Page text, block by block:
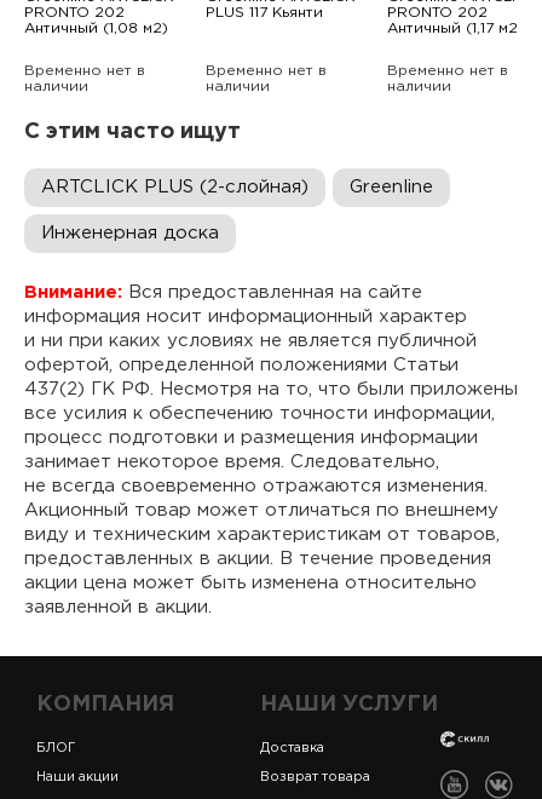
PRONTO 202
Античный (1,08 м2)
Временно нет в
наличии
PLUS 117 Кьянти
Временно нет в
наличии
PRONTO 202
Античный (1,17 м2)
Временно нет в
наличии
С этим часто ищут
ARTCLICK PLUS (2-слойная) Greenline
Инженерная доска
Внимание: Вся предоставленная на сайте
информация носит информационный характер
и ни при каких условиях не является публичной
офертой, определенной положениями Статьи
437(2) ГК РФ. Несмотря на то, что были приложены
все усилия к обеспечению точности информации,
процесс подготовки и размещения информации
занимает некоторое время. Следовательно,
не всегда своевременно отражаются изменения.
Акционный товар может отличаться по внешнему
виду и техническим характеристикам от товаров,
предоставленных в акции. В течение проведения
акции цена может быть изменена относительно
заявленной в акции.
КОМПАНИЯ
БЛОГ
Наши акции
НАШИ УСЛУГИ
Доставка
Возврат товара